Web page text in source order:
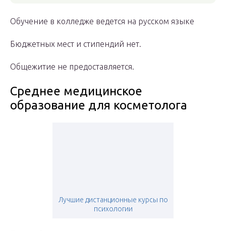
Обучение в колледже ведется на русском языке
Бюджетных мест и стипендий нет.
Общежитие не предоставляется.
Среднее медицинское
образование для косметолога
Лучшие дистанционные курсы по
психологии